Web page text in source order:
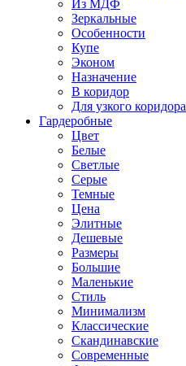
Из МДФ
Зеркальные
Особенности
Купе
Эконом
Назначение
В коридор
Для узкого коридора
Гардеробные
Цвет
Белые
Светлые
Серые
Темные
Цена
Элитные
Дешевые
Размеры
Большие
Маленькие
Стиль
Минимализм
Классические
Скандинавские
Современные